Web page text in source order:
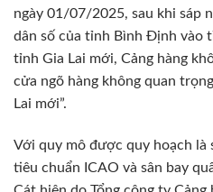
ngày 01/07/2025, sau khi sáp
dân số của tỉnh Bình Định vào
tỉnh Gia Lai mới, Cảng hàng
cửa ngõ hàng không quan
Lai mới”.
Với quy mô được quy hoạch là
tiêu chuẩn ICAO và sân bay